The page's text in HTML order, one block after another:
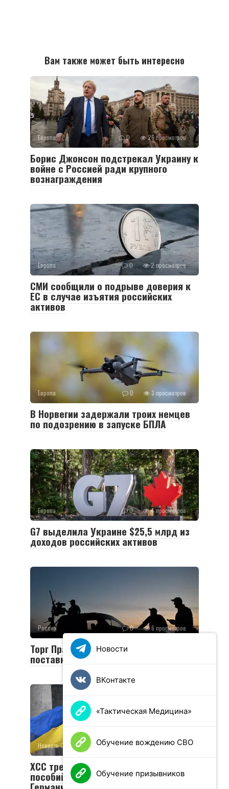
Вам также может быть интересно
Европа 0 26 просмотров
Борис Джонсон подстрекал Украину к
войне с Россией ради крупного
вознаграждения
Европа 0 2 просмотров
СМИ сообщили о подрыве доверия к
ЕС в случае изъятия российских
активов
Европа 0 3 просмотров
В Норвегии задержали троих немцев
по подозрению в запуске БПЛА
Европа 0 4 просмотров
G7 выделила Украине $25,5 млрд из
доходов российских активов
Россия 0 6 просмотров
Торг Праги: прекратит ли Чехия
поставки оружия Украине
Новости СВО 0 46 просмотров
ХСС требует отменить выплаты
пособий украинским мужчинам в
Новости
ВКонтакте
«Тактическая Медицина»
Обучение вождению СВО
Обучение призывников